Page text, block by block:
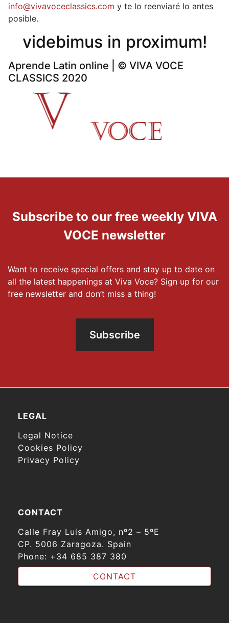
info@vivavoceclassics.com y te lo reenviaré lo antes
posible.
videbimus in proximum!
Aprende Latin online | © VIVA VOCE
CLASSICS 2020
Subscribe to our free weekly VIVA
VOCE newsletter
Want to receive special offers and stay up to date on
all the latest happenings at Viva Voce? Sign up for our
free newsletter and don’t miss a thing!
Subscribe
LEGAL
Legal Notice
Cookies Policy
Privacy Policy
CONTACT
Calle Fray Luis Amigo, nº2 – 5ºE
CP. 5006 Zaragoza. Spain
Phone: +34 685 387 380
CONTACT